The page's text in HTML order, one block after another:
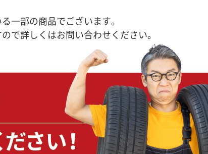
一部の商品でございます。
で詳しくはお問い合わせください。